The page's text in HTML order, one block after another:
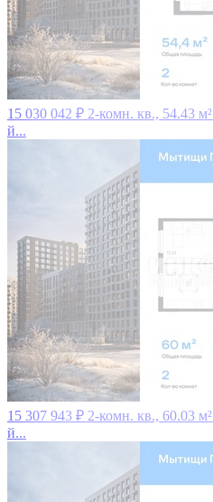
15 030 042 ₽ 2-комн. кв., 54.43 м²
й...
15 307 943 ₽ 2-комн. кв., 60.03 м²
й...